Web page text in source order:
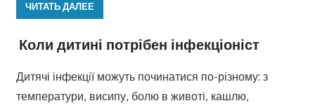
ЧИТАТЬ ДАЛЕЕ
Коли дитині потрібен інфекціоніст
Дитячі інфекції можуть починатися по-різному: з
температури, висипу, болю в животі, кашлю,